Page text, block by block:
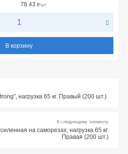
78.43 ₽/шт
В корзину
нагрузка 65 кг. Правый (200 шт.)
К следующему элементу
на саморезах, нагрузка 65 кг.
Правая (200 шт.)